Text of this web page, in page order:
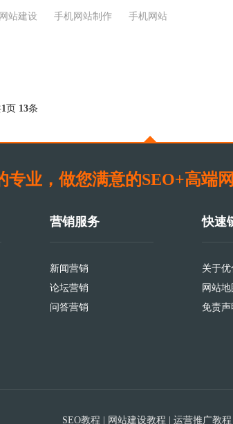
网站建设 手机网站制作 手机网站
1页 13条
专业，做您满意的SEO+高端
营销服务
新闻营销
论坛营销
问答营销
快速
关于优
网站地
免责声
SEO教程 网站建设教程 运营推广教程